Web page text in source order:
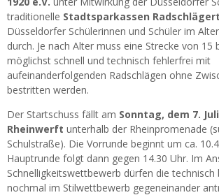
traditionelle Stadtsparkassen
Düsseldorfer Schülerinnen und Schüler im
durch. Je nach Alter muss eine Strecke von 15
möglichst schnell und technisch fehlerfrei mit
aufeinanderfolgenden Radschlägen ohne
bestritten werden.
Der Startschuss fällt am Sonntag, dem 7.
Rheinwerft unterhalb der Rheinpromenade
Schulstraße). Die Vorrunde beginnt um ca.
Hauptrunde folgt dann gegen 14.30 Uhr. Im
Schnelligkeitswettbewerb dürfen die technisch
nochmal im Stilwettbewerb gegeneinander